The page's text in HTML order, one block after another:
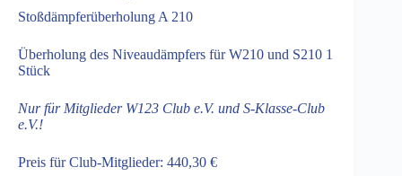
Stoßdämpferüberholung A 210
Überholung des Niveaudämpfers für W210 und S210 1
Stück
Nur für Mitglieder W123 Club e.V. und S-Klasse-Club
e.V.!
Preis für Club-Mitglieder: 440,30 €